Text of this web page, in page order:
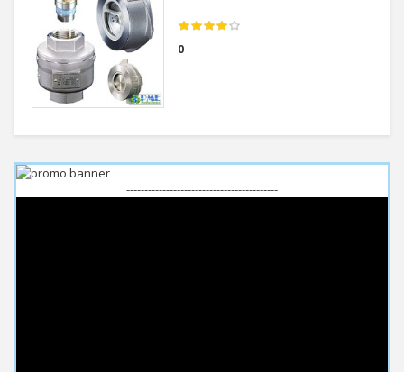
0
------------------------------------------